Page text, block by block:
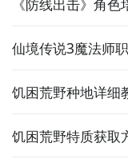
《防线出击》角
仙境传说3魔法师
饥困荒野种地详细
饥困荒野特质获取